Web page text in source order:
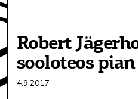
Robert
sooloteos
4.9.2017